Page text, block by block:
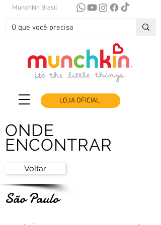
Munchkin Brasil
LOJA OFICIAL
ONDE
ENCONTRAR
Voltar
São Paulo